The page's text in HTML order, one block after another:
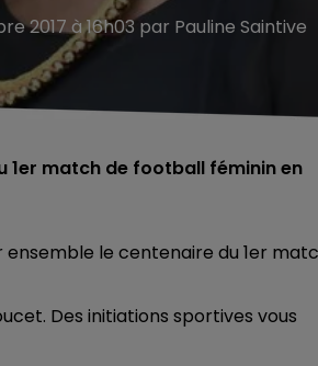
2017 à 16h03 par Pauline Saintive
1er match de football féminin en
le centenaire du 1er
Des initiations sportives vous